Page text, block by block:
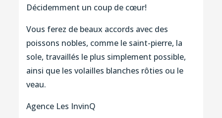
Décidemment un coup de cœur!
Vous ferez de beaux accords avec des
poissons nobles, comme le saint-pierre, la
sole, travaillés le plus simplement possible,
ainsi que les volailles blanches rôties ou le
veau.
Agence Les InvinQ